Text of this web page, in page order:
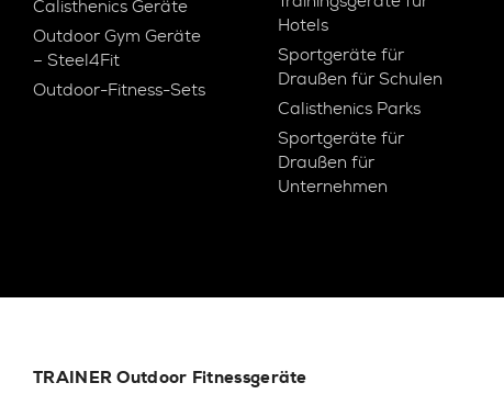
Calisthenics Geräte
Outdoor Gym Geräte
– Steel4Fit
Outdoor-Fitness-Sets
Hotels
Sportgeräte für
Draußen für Schulen
Calisthenics Parks
Sportgeräte für
Draußen für
Unternehmen
TRAINER Outdoor Fitnessgeräte